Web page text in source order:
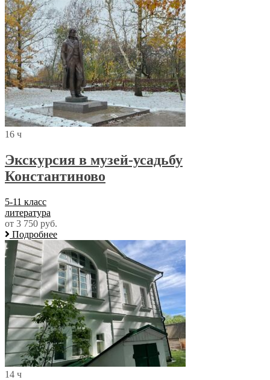
16 ч
Экскурсия в музей-усадьбу
Константиново
5-11 класс
литература
от 3 750 руб.
Подробнее
14 ч